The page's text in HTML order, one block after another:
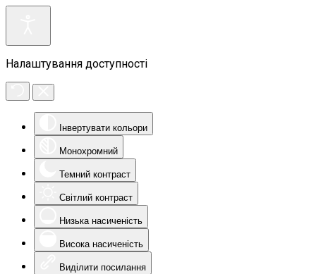
Налаштування доступності
Інвертувати кольори
Монохромний
Темний контраст
Світлий контраст
Низька насиченість
Висока насиченість
Виділити посилання